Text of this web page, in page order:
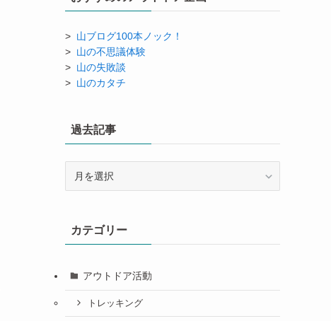
> 山ブログ100本ノック！
> 山の不思議体験
> 山の失敗談
> 山のカタチ
過去記事
カテゴリー
アウトドア活動
トレッキング